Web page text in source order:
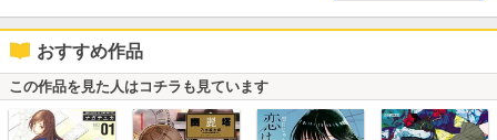
おすすめ作品
この作品を見た人はコチラも見ています